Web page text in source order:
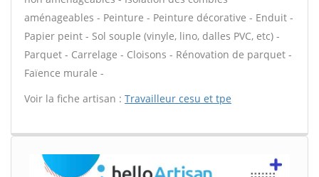
aménageables - Peinture - Peinture décorative - Enduit -
Papier peint - Sol souple (vinyle, lino, dalles PVC, etc) -
Parquet - Carrelage - Cloisons - Rénovation de parquet -
Faïence murale -
Voir la fiche artisan : Travailleur cesu et tpe